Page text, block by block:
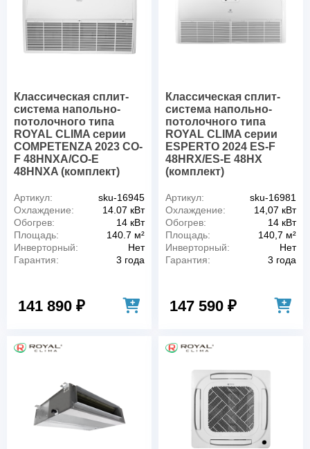
Классическая сплит-
система напольно-
потолочного типа
ROYAL CLIMA серии
COMPETENZA 2023 CO-
F 48HNXA/CO-E
48HNXA (комплект)
Артикул:
sku-16945
Охлаждение:
14.07 кВт
Обогрев:
14 кВт
Площадь:
140.7 м²
Инверторный:
Нет
Гарантия:
3 года
141 890 ₽
Классическая сплит-
система напольно-
потолочного типа
ROYAL CLIMA серии
ESPERTO 2024 ES-F
48HRX/ES-E 48HX
(комплект)
Артикул:
sku-16981
Охлаждение:
14,07 кВт
Обогрев:
14 кВт
Площадь:
140,7 м²
Инверторный:
Нет
Гарантия:
3 года
147 590 ₽